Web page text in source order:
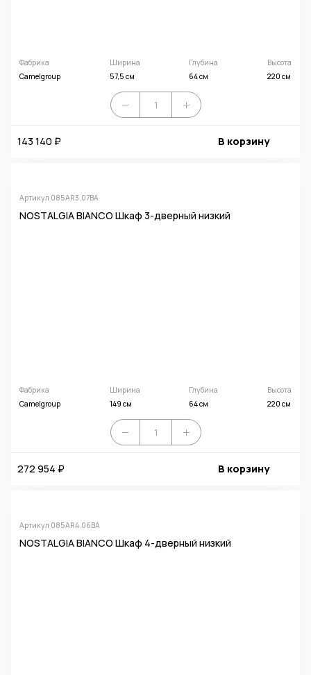
Фабрика
Camelgroup
Ширина
57,5 см
Глубина
64 см
Высота
220 см
143 140 ₽ В корзину
Артикул 085AR3.07BA
NOSTALGIA BIANCO Шкаф 3-дверный низкий
Фабрика
Camelgroup
Ширина
149 см
Глубина
64 см
Высота
220 см
272 954 ₽ В корзину
Артикул 085AR4.06BA
NOSTALGIA BIANCO Шкаф 4-дверный низкий